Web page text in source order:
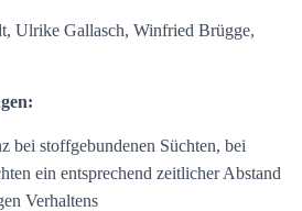
Ulrike Gallasch, Winfried Brügge,
bei stoffgebundenen Süchten, bei
ein entsprechend zeitlicher Abstand
Verhaltens